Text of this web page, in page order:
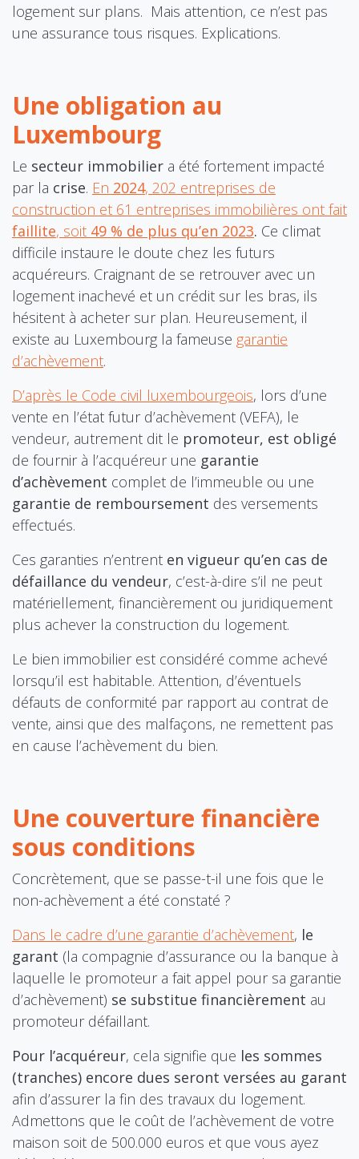
logement sur plans. Mais attention, ce n’est pas
une assurance tous risques. Explications.
Une obligation au
Luxembourg
Le secteur immobilier a été fortement impacté
par la crise. En 2024, 202 entreprises de
construction et 61 entreprises immobilières ont fait
faillite, soit 49 % de plus qu’en 2023. Ce climat
difficile instaure le doute chez les futurs
acquéreurs. Craignant de se retrouver avec un
logement inachevé et un crédit sur les bras, ils
hésitent à acheter sur plan. Heureusement, il
existe au Luxembourg la fameuse garantie
d’achèvement.
D’après le Code civil luxembourgeois, lors d’une
vente en l’état futur d’achèvement (VEFA), le
vendeur, autrement dit le promoteur, est obligé
de fournir à l’acquéreur une garantie
d’achèvement complet de l’immeuble ou une
garantie de remboursement des versements
effectués.
Ces garanties n’entrent en vigueur qu’en cas de
défaillance du vendeur, c’est-à-dire s’il ne peut
matériellement, financièrement ou juridiquement
plus achever la construction du logement.
Le bien immobilier est considéré comme achevé
lorsqu’il est habitable. Attention, d’éventuels
défauts de conformité par rapport au contrat de
vente, ainsi que des malfaçons, ne remettent pas
en cause l’achèvement du bien.
Une couverture financière
sous conditions
Concrètement, que se passe-t-il une fois que le
non-achèvement a été constaté ?
Dans le cadre d’une garantie d’achèvement, le
garant (la compagnie d’assurance ou la banque à
laquelle le promoteur a fait appel pour sa garantie
d’achèvement) se substitue financièrement au
promoteur défaillant.
Pour l’acquéreur, cela signifie que les sommes
(tranches) encore dues seront versées au garant
afin d’assurer la fin des travaux du logement.
Admettons que le coût de l’achèvement de votre
maison soit de 500.000 euros et que vous ayez